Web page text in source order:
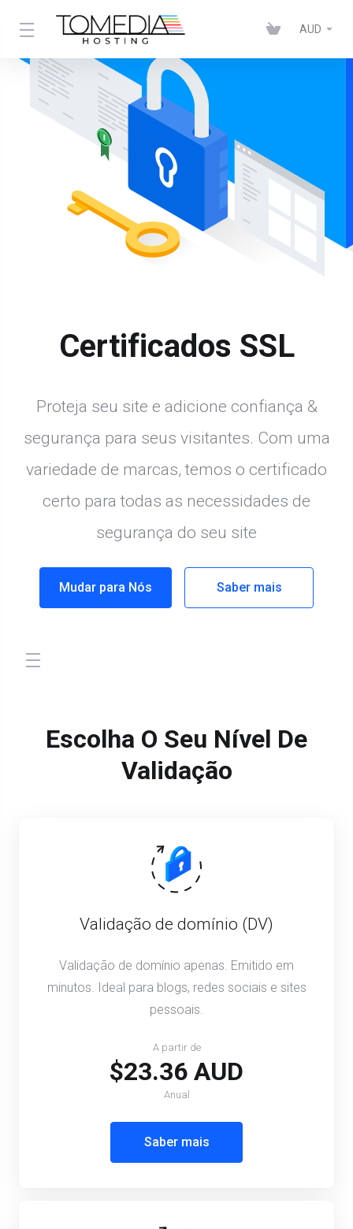
AUD
Certificados SSL
Proteja seu site e adicione confiança &
segurança para seus visitantes. Com uma
variedade de marcas, temos o certificado
certo para todas as necessidades de
segurança do seu site
Mudar para Nós Saber mais
store.toggleNav
Escolha O Seu Nível De
Validação
Validação de domínio (DV)
Validação de domínio apenas. Emitido em
minutos. Ideal para blogs, redes sociais e sites
pessoais.
A partir de
$23.36 AUD
Anual
Saber mais